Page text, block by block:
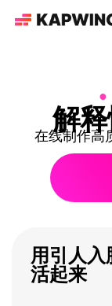
●
解
在线制作高
用引人
活起来